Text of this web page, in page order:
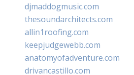
djmaddogmusic.com
thesoundarchitects.com
allin1roofing.com
keepjudgewebb.com
anatomyofadventure.com
drivancastillo.com